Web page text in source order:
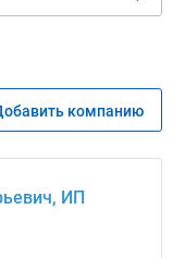
компанию
ИП